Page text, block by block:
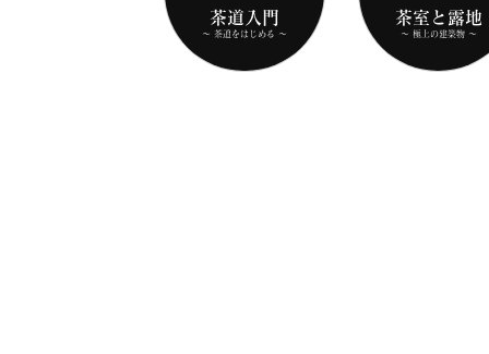
茶道入門
～ 茶道をはじめる ～
茶室と露地
～ 極上の建築物 ～